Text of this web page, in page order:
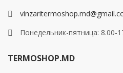
Понедельник-пятница: 8.00-
TERMOSHOP.MD